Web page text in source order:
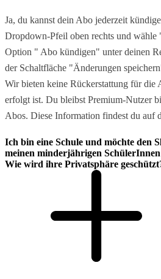
Ja, du kannst dein Abo jederzeit
Dropdown-Pfeil oben rechts und
Option " Abo kündigen" unter deinen
der Schaltfläche "Änderungen
Wir bieten keine Rückerstattung für die
erfolgt ist. Du bleibst Premium-Nutzer
Abos. Diese Information findest du auf
Ich bin eine Schule und möchte den
meinen minderjährigen
Wie wird ihre Privatsphäre